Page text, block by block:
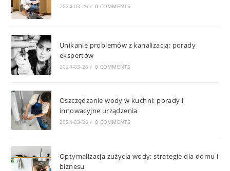
2024-03-26 / 0 COMMENTS
Unikanie problemów z kanalizacją: porady
ekspertów
2024-03-26 / 0 COMMENTS
Oszczędzanie wody w kuchni: porady i
innowacyjne urządzenia
2024-03-26 / 0 COMMENTS
Optymalizacja zużycia wody: strategie dla domu i
biznesu